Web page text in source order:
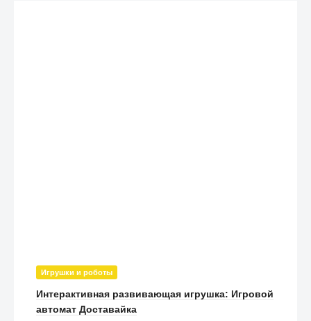
Игрушки и роботы
Интерактивная развивающая игрушка: Игровой
автомат Доставайка